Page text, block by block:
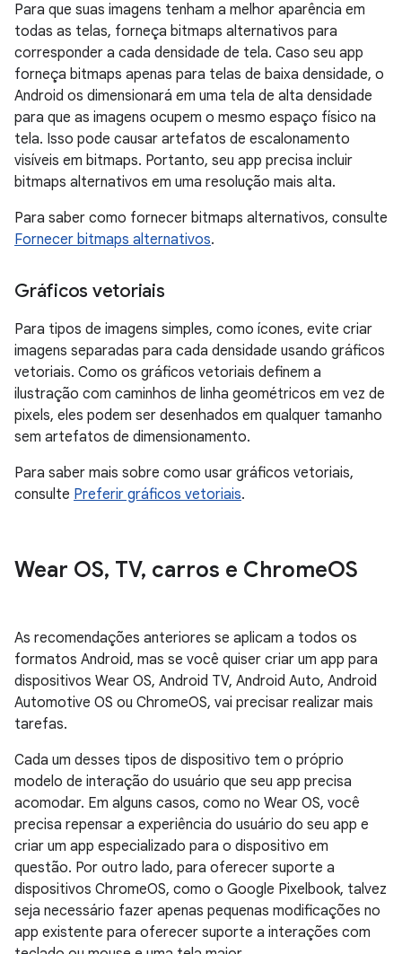
Para que suas imagens tenham a melhor aparência em
todas as telas, forneça bitmaps alternativos para
corresponder a cada densidade de tela. Caso seu app
forneça bitmaps apenas para telas de baixa densidade, o
Android os dimensionará em uma tela de alta densidade
para que as imagens ocupem o mesmo espaço físico na
tela. Isso pode causar artefatos de escalonamento
visíveis em bitmaps. Portanto, seu app precisa incluir
bitmaps alternativos em uma resolução mais alta.
Para saber como fornecer bitmaps alternativos, consulte
Fornecer bitmaps alternativos.
Gráficos vetoriais
Para tipos de imagens simples, como ícones, evite criar
imagens separadas para cada densidade usando gráficos
vetoriais. Como os gráficos vetoriais definem a
ilustração com caminhos de linha geométricos em vez de
pixels, eles podem ser desenhados em qualquer tamanho
sem artefatos de dimensionamento.
Para saber mais sobre como usar gráficos vetoriais,
consulte Preferir gráficos vetoriais.
Wear OS, TV, carros e ChromeOS
As recomendações anteriores se aplicam a todos os
formatos Android, mas se você quiser criar um app para
dispositivos Wear OS, Android TV, Android Auto, Android
Automotive OS ou ChromeOS, vai precisar realizar mais
tarefas.
Cada um desses tipos de dispositivo tem o próprio
modelo de interação do usuário que seu app precisa
acomodar. Em alguns casos, como no Wear OS, você
precisa repensar a experiência do usuário do seu app e
criar um app especializado para o dispositivo em
questão. Por outro lado, para oferecer suporte a
dispositivos ChromeOS, como o Google Pixelbook, talvez
seja necessário fazer apenas pequenas modificações no
app existente para oferecer suporte a interações com